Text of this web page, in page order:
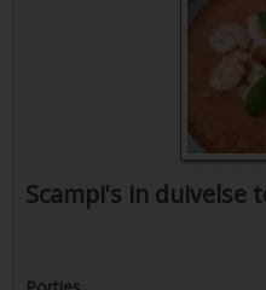
Scampi's in duivelse